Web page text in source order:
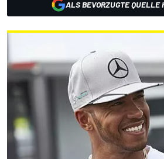
ALS BEVORZUGTE QUELLE